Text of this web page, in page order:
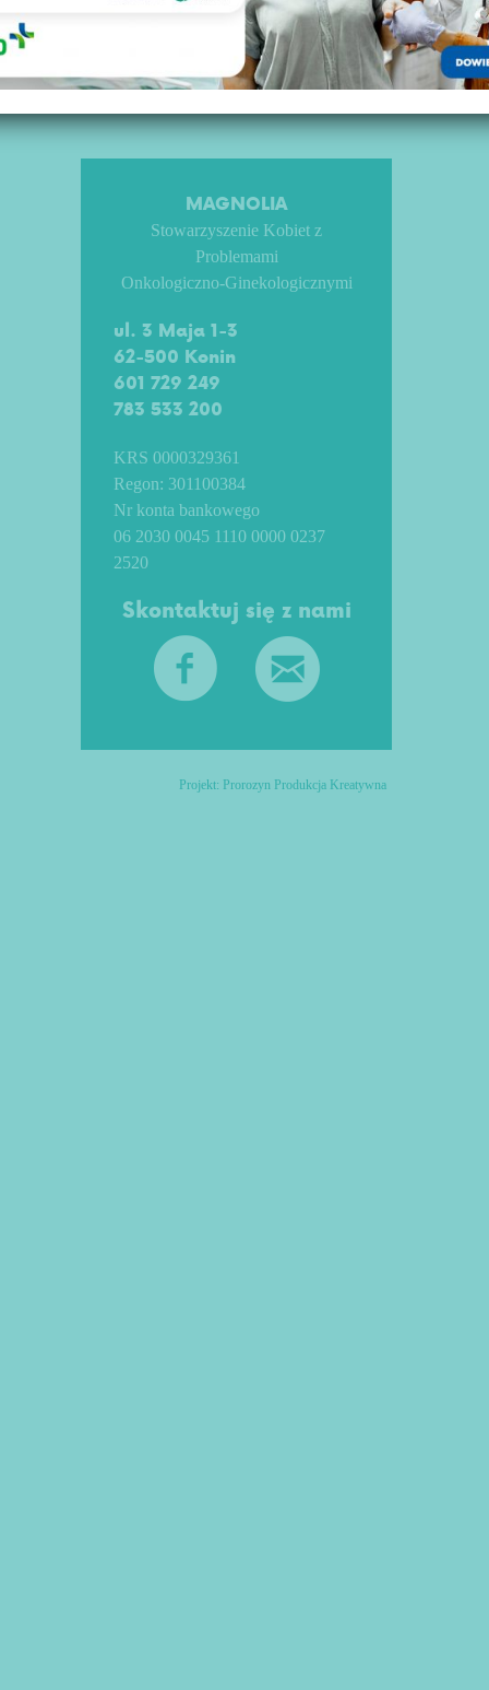
Ważne informacje
dla pacjentki
MAGNOLIA
Stowarzyszenie Kobiet z
Problemami
Onkologiczno-Ginekologicznymi
ul. 3 Maja 1-3
62-500 Konin
601 729 249
783 533 200
KRS 0000329361
Regon: 301100384
Nr konta bankowego
06 2030 0045 1110 0000 0237
2520
Skontaktuj się z nami
Projekt: Prorozyn Produkcja Kreatywna